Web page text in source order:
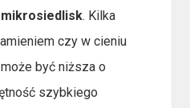
mikrosiedlisk. Kilka
czy w cieniu
być niższa o
szybkiego